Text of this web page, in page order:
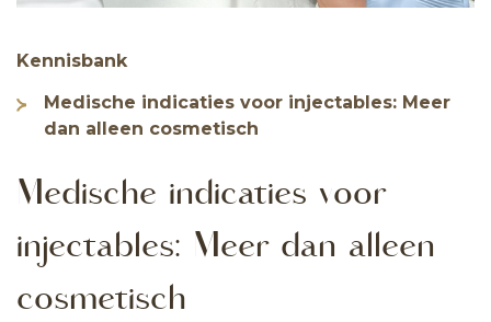
Kennisbank
Medische indicaties voor injectables: Meer
dan alleen cosmetisch
Medische indicaties voor
injectables: Meer dan alleen
cosmetisch